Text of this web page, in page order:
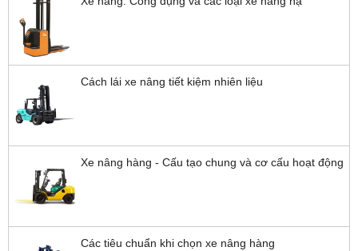
Cách lái xe nâng tiết kiệm nhiên liệu
Xe nâng hàng - Cấu tạo chung và cơ cấu hoạt động
Các tiêu chuẩn khi chọn xe nâng hàng